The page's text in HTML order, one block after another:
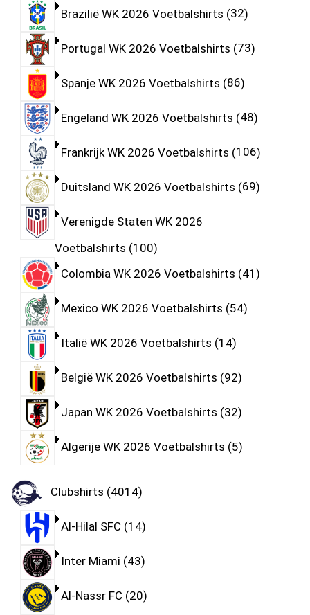
Brazilië WK 2026 Voetbalshirts 32
Portugal WK 2026 Voetbalshirts 73
Spanje WK 2026 Voetbalshirts 86
Engeland WK 2026 Voetbalshirts 48
Frankrijk WK 2026 Voetbalshirts 106
Duitsland WK 2026 Voetbalshirts 69
Verenigde Staten WK 2026
Voetbalshirts 100
Colombia WK 2026 Voetbalshirts 41
Mexico WK 2026 Voetbalshirts 54
Italië WK 2026 Voetbalshirts 14
België WK 2026 Voetbalshirts 92
Japan WK 2026 Voetbalshirts 32
Algerije WK 2026 Voetbalshirts 5
Clubshirts 4014
Al-Hilal SFC 14
Inter Miami 43
Al-Nassr FC 20